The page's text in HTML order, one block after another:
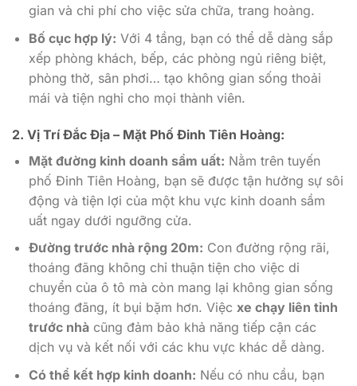
gian và chi phí cho việc sửa chữa, trang hoàng.
Bố cục hợp lý: Với 4 tầng, bạn có thể dễ dàng sắp
xếp phòng khách, bếp, các phòng ngủ riêng biệt,
phòng thờ, sân phơi… tạo không gian sống thoải
mái và tiện nghi cho mọi thành viên.
2. Vị Trí Đắc Địa – Mặt Phố Đinh Tiên Hoàng:
Mặt đường kinh doanh sầm uất: Nằm trên tuyến
phố Đinh Tiên Hoàng, bạn sẽ được tận hưởng sự sôi
động và tiện lợi của một khu vực kinh doanh sầm
uất ngay dưới ngưỡng cửa.
Đường trước nhà rộng 20m: Con đường rộng rãi,
thoáng đãng không chỉ thuận tiện cho việc di
chuyển của ô tô mà còn mang lại không gian sống
thoáng đãng, ít bụi bặm hơn. Việc xe chạy liên tỉnh
trước nhàcũng đảm bảo khả năng tiếp cận các
dịch vụ và kết nối với các khu vực khác dễ dàng.
Có thể kết hợp kinh doanh: Nếu có nhu cầu, bạn